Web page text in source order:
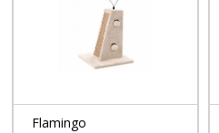
Flamingo